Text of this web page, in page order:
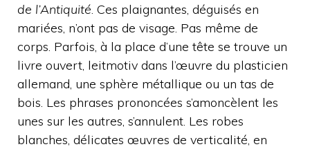
de l’Antiquité. Ces plaignantes, déguisés en
mariées, n’ont pas de visage. Pas même de
corps. Parfois, à la place d’une tête se trouve un
livre ouvert, leitmotiv dans l’œuvre du plasticien
allemand, une sphère métallique ou un tas de
bois. Les phrases prononcées s’amoncèlent les
unes sur les autres, s’annulent. Les robes
blanches, délicates œuvres de verticalité, en